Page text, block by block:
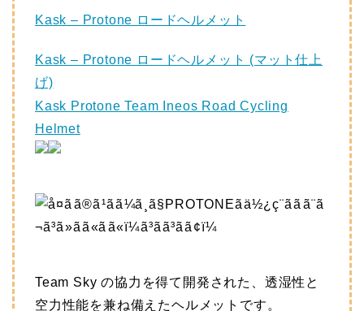
Kask – Protone ロードヘルメット
Kask – Protone ロードヘルメット (マット仕上
げ)
Kask Protone Team Ineos Road Cycling
Helmet
Team Sky の協力を得て開発された、透湿性と
空力性能を兼ね備えたヘルメットです。